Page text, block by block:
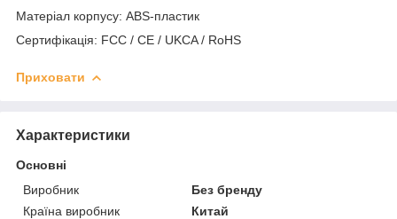
Матеріал корпусу: ABS-пластик
Сертифікація: FCC / CE / UKCA / RoHS
Приховати
Характеристики
Основні
Виробник
Без бренду
Країна виробник
Китай